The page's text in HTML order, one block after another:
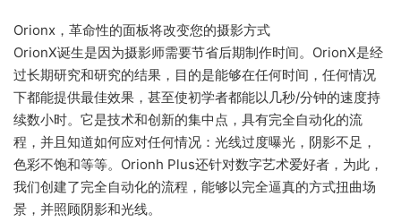
Orionx，革命性的面板将改变您的摄影方式
OrionX诞生是因为摄影师需要节省后期制作时间。OrionX是经
过长期研究和研究的结果，目的是能够在任何时间，任何情况
下都能提供最佳效果，甚至使初学者都能以几秒/分钟的速度持
续数小时。它是技术和创新的集中点，具有完全自动化的流
程，并且知道如何应对任何情况：光线过度曝光，阴影不足，
色彩不饱和等等。Orionh Plus还针对数字艺术爱好者，为此，
我们创建了完全自动化的流程，能够以完全逼真的方式扭曲场
景，并照顾阴影和光线。